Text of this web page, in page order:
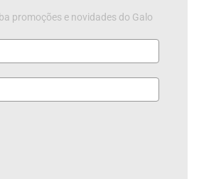
promoções e novidades do Galo